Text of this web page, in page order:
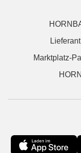
Marktplatz-